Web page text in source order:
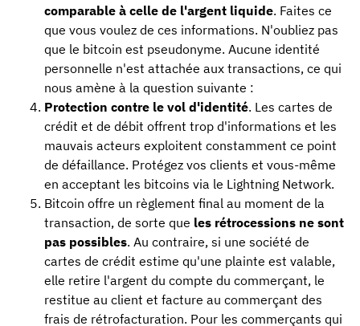
comparable à celle de l'argent liquide. Faites ce
que vous voulez de ces informations. N'oubliez pas
que le bitcoin est pseudonyme. Aucune identité
personnelle n'est attachée aux transactions, ce qui
nous amène à la question suivante :
Protection contre le vol d'identité. Les cartes de
crédit et de débit offrent trop d'informations et les
mauvais acteurs exploitent constamment ce point
de défaillance. Protégez vos clients et vous-même
en acceptant les bitcoins via le Lightning Network.
Bitcoin offre un règlement final au moment de la
transaction, de sorte que les rétrocessions ne sont
pas possibles. Au contraire, si une société de
cartes de crédit estime qu'une plainte est valable,
elle retire l'argent du compte du commerçant, le
restitue au client et facture au commerçant des
frais de rétrofacturation. Pour les commerçants qui